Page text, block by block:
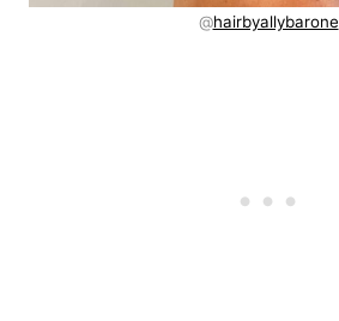
@hairbyallybarone